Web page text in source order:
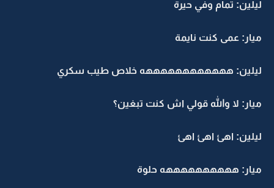
ليلين: تمام وفي حيرة
ميار: عمى كنت نايمة
ليلين: ههههههههههههه خلاص طيب سكري
ميار: لا والله قولي اش كنت تبغين؟
ليلين: اهئ اهئ اهئ
ميار: ههههههههههه حلوة